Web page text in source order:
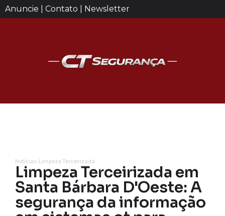
Anuncie | Contato | Newsletter
Notícias: Limpeza Terceirizada
Limpeza Terceirizada em
Santa Bárbara D'Oeste: A
segurança da informação